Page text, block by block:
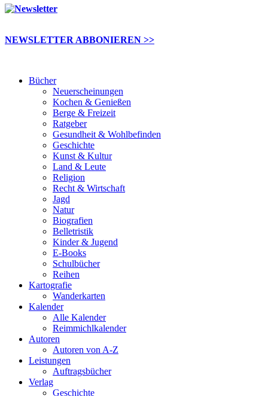
NEWSLETTER ABBONIEREN >>
Bücher
Neuerscheinungen
Kochen & Genießen
Berge & Freizeit
Ratgeber
Gesundheit & Wohlbefinden
Geschichte
Kunst & Kultur
Land & Leute
Religion
Recht & Wirtschaft
Jagd
Natur
Biografien
Belletristik
Kinder & Jugend
E-Books
Schulbücher
Reihen
Kartografie
Wanderkarten
Kalender
Alle Kalender
Reimmichlkalender
Autoren
Autoren von A-Z
Leistungen
Auftragsbücher
Verlag
Geschichte